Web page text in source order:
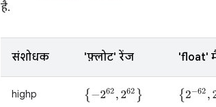
है.
संशोधक 'फ़्लोट' रेंज 'float'
highp { −262,2 62} { 2−62,2